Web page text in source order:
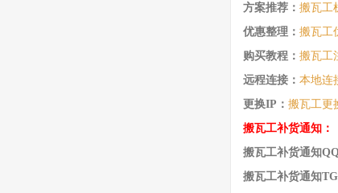
方案推荐： 搬瓦工
优惠整理： 搬瓦工
购买教程： 搬瓦工
远程连接： 本地连
更换IP： 搬瓦工更
搬瓦工补货通知：
搬瓦工补货通知
搬瓦工补货通知TG